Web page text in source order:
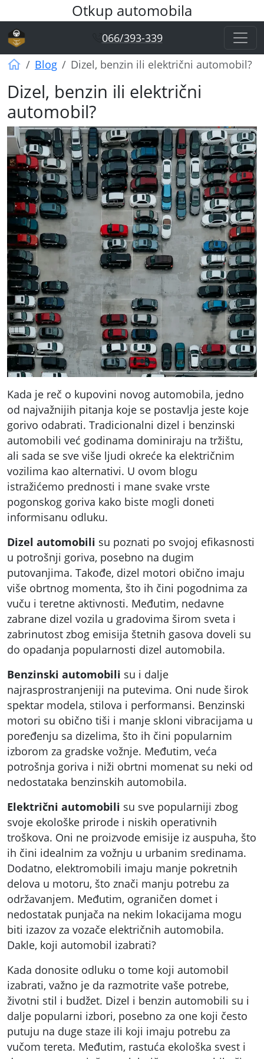
Otkup automobila
066/393-339
Otkup automobila Vagner
Blog Dizel, benzin ili električni automobil?
Dizel, benzin ili električni
automobil?
Kada je reč o kupovini novog automobila, jedno
od najvažnijih pitanja koje se postavlja jeste koje
gorivo odabrati. Tradicionalni dizel i benzinski
automobili već godinama dominiraju na tržištu,
ali sada se sve više ljudi okreće ka električnim
vozilima kao alternativi. U ovom blogu
istražićemo prednosti i mane svake vrste
pogonskog goriva kako biste mogli doneti
informisanu odluku.
Dizel automobili su poznati po svojoj efikasnosti
u potrošnji goriva, posebno na dugim
putovanjima. Takođe, dizel motori obično imaju
više obrtnog momenta, što ih čini pogodnima za
vuču i teretne aktivnosti. Međutim, nedavne
zabrane dizel vozila u gradovima širom sveta i
zabrinutost zbog emisija štetnih gasova doveli su
do opadanja popularnosti dizel automobila.
Benzinski automobili su i dalje
najrasprostranjeniji na putevima. Oni nude širok
spektar modela, stilova i performansi. Benzinski
motori su obično tiši i manje skloni vibracijama u
poređenju sa dizelima, što ih čini popularnim
izborom za gradske vožnje. Međutim, veća
potrošnja goriva i niži obrtni momenat su neki od
nedostataka benzinskih automobila.
Električni automobili su sve popularniji zbog
svoje ekološke prirode i niskih operativnih
troškova. Oni ne proizvode emisije iz auspuha, što
ih čini idealnim za vožnju u urbanim sredinama.
Dodatno, elektromobili imaju manje pokretnih
delova u motoru, što znači manju potrebu za
održavanjem. Međutim, ograničen domet i
nedostatak punjača na nekim lokacijama mogu
biti izazov za vozače električnih automobila.
Dakle, koji automobil izabrati?
Kada donosite odluku o tome koji automobil
izabrati, važno je da razmotrite vaše potrebe,
životni stil i budžet. Dizel i benzin automobili su i
dalje popularni izbori, posebno za one koji često
putuju na duge staze ili koji imaju potrebu za
vučom tereta. Međutim, rastuća ekološka svest i